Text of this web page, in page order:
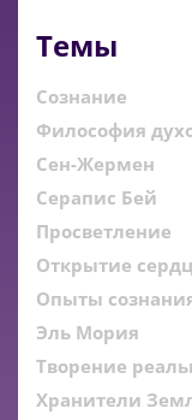
Темы
Сознание
Философия
Сен-Жермен
Серапис Бей
Просветление
Открытие
Опыты
Эль Мория
Творение
Хранители